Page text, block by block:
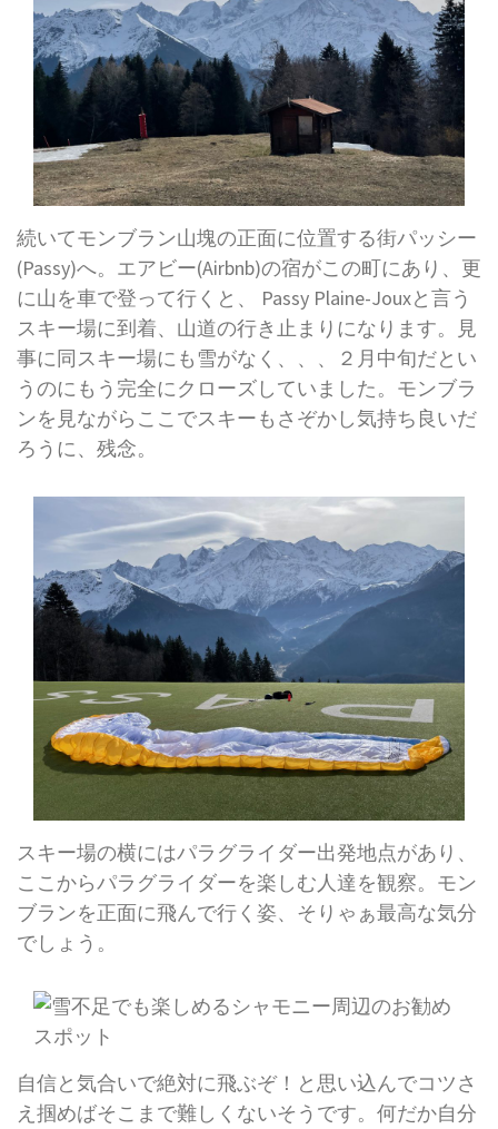
続いてモンブラン山塊の正面に位置する街パッシー
(Passy)へ。エアビー(Airbnb)の宿がこの町にあり、更
に山を車で登って行くと、 Passy Plaine-Jouxと言う
スキー場に到着、山道の行き止まりになります。見
事に同スキー場にも雪がなく、、、２月中旬だとい
うのにもう完全にクローズしていました。モンブラ
ンを見ながらここでスキーもさぞかし気持ち良いだ
ろうに、残念。
スキー場の横にはパラグライダー出発地点があり、
ここからパラグライダーを楽しむ人達を観察。モン
ブランを正面に飛んで行く姿、そりゃぁ最高な気分
でしょう。
自信と気合いで絶対に飛ぶぞ！と思い込んでコツさ
え掴めばそこまで難しくないそうです。何だか自分